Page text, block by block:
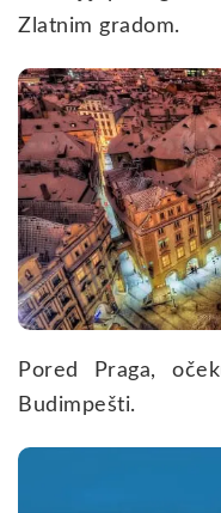
Zlatnim gradom.
Pored Praga,
Budimpešti.